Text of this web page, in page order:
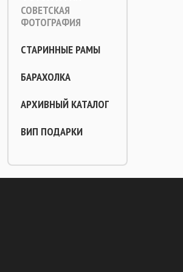
СОВЕТСКАЯ
ФОТОГРАФИЯ
СТАРИННЫЕ РАМЫ
БАРАХОЛКА
АРХИВНЫЙ КАТАЛОГ
ВИП ПОДАРКИ